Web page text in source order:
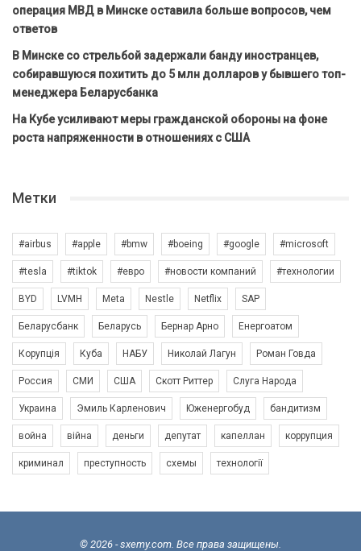
операция МВД в Минске оставила больше вопросов, чем
ответов
В Минске со стрельбой задержали банду иностранцев,
собиравшуюся похитить до 5 млн долларов у бывшего топ-
менеджера Беларусбанка
На Кубе усиливают меры гражданской обороны на фоне
роста напряженности в отношениях с США
Метки
#airbus #apple #bmw #boeing #google #microsoft
#tesla #tiktok #евро #новости компаний #технологии
BYD LVMH Meta Nestle Netflix SAP
Беларусбанк Беларусь Бернар Арно Енергоатом
Корупція Куба НАБУ Николай Лагун Роман Говда
Россия СМИ США Скотт Риттер Слуга Народа
Украина Эмиль Карленович Юженергобуд бандитизм
война війна деньги депутат капеллан коррупция
криминал преступность схемы технології
© 2026 - sxemy.com. Все права защищены.